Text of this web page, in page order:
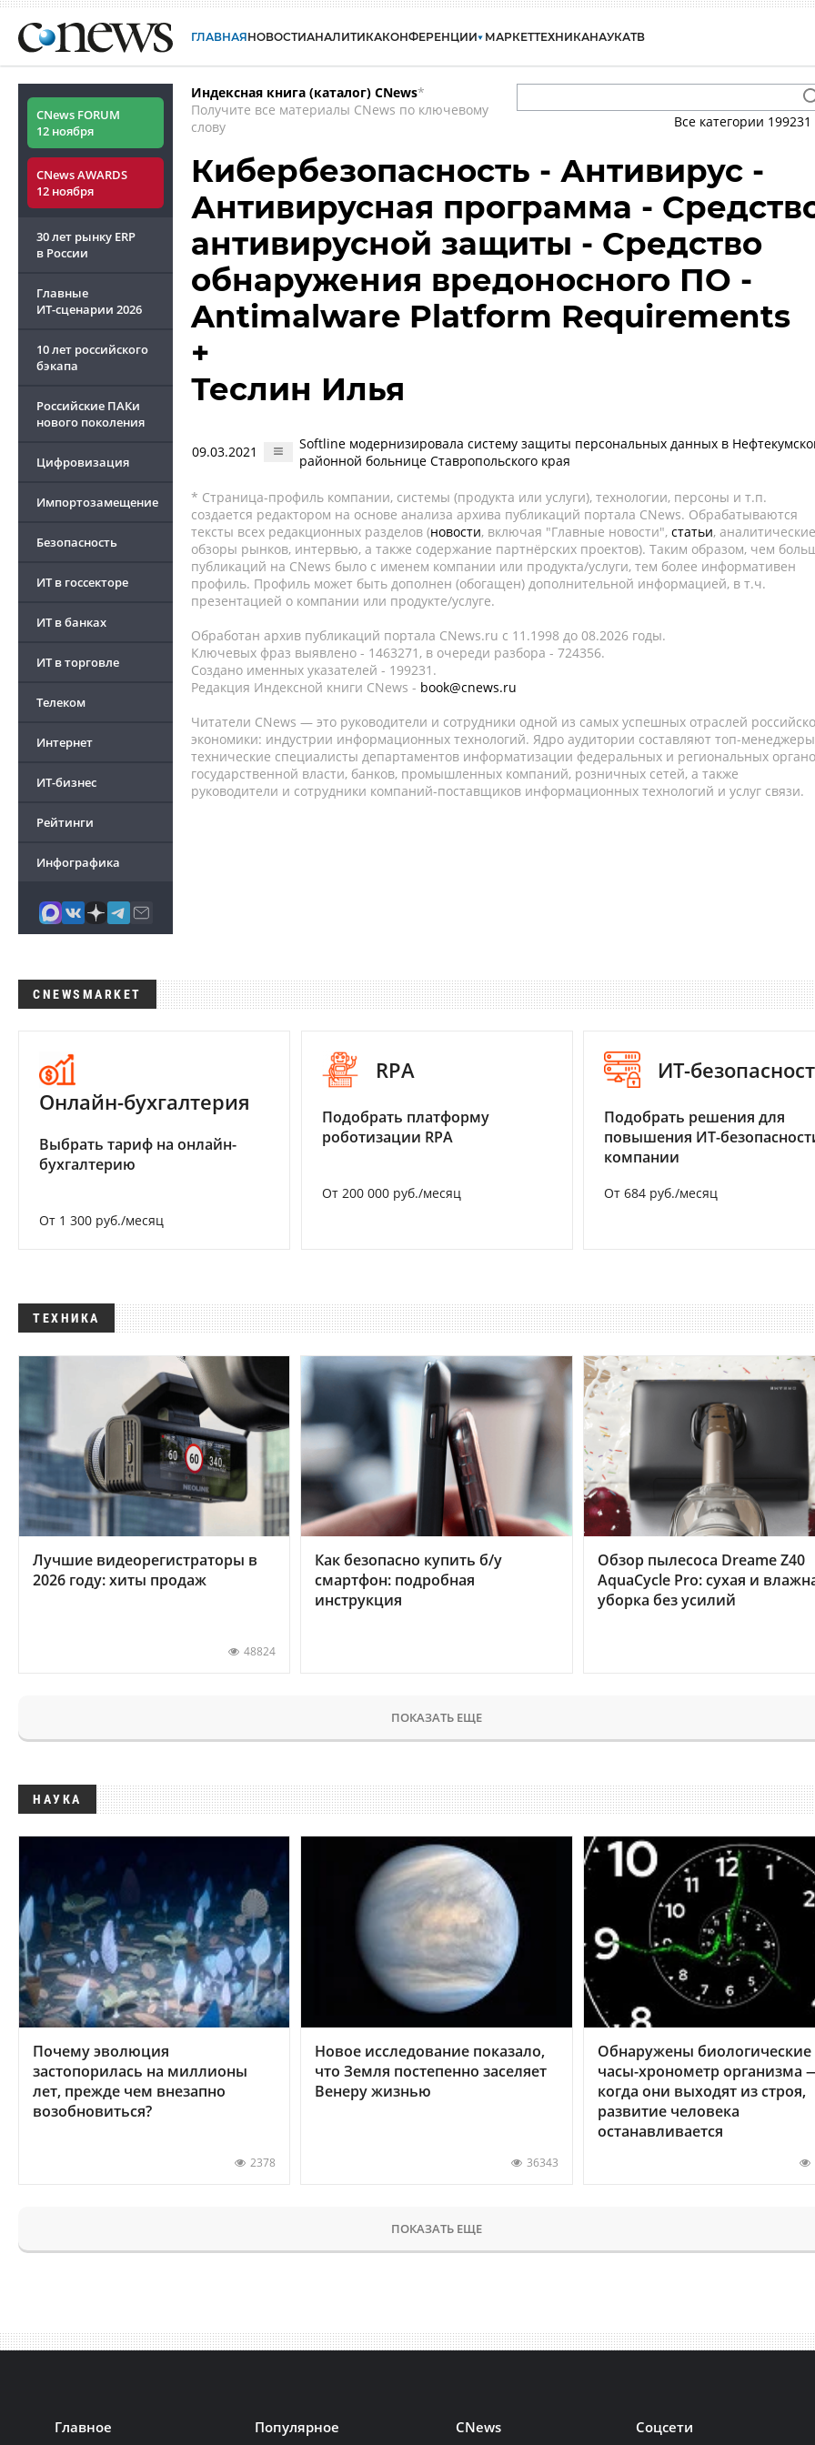
ГЛАВНАЯНОВОСТИАНАЛИТИКАКОНФЕРЕНЦИИ МАРКЕТТЕХНИКАНАУКАТВ
CNews FORUM
12 ноября
CNews AWARDS
12 ноября
30 лет рынку ERP
в России
Главные
ИТ-сценарии 2026
10 лет российского
бэкапа
Российские ПАКи
нового поколения
Цифровизация
Импортозамещение
Безопасность
ИТ в госсекторе
ИТ в банках
ИТ в торговле
Телеком
Интернет
ИТ-бизнес
Рейтинги
Инфографика
Индексная книга (каталог) CNews*
Получите все материалы CNews по ключевому
слову
Все категории 199231
Кибербезопасность - Антивирус -
Антивирусная программа -
антивирусной защиты - Средство
обнаружения вредоносного ПО -
Antimalware Platform Requirements
+
Теслин Илья
09.03.2021
Softline модернизировала систему защиты персональных данных в
районной больнице Ставропольского края
* Страница-профиль компании, системы (продукта или услуги), технологии, персоны и т.п.
создается редактором на основе анализа архива публикаций портала CNews. Обрабатываются
тексты всех редакционных разделов (новости, включая "Главные новости", статьи, аналитические
обзоры рынков, интервью, а также содержание партнёрских проектов). Таким образом, чем
публикаций на CNews было с именем компании или продукта/услуги, тем более информативен
профиль. Профиль может быть дополнен (обогащен) дополнительной информацией, в т.ч.
презентацией о компании или продукте/услуге.
Обработан архив публикаций портала CNews.ru c 11.1998 до 08.2026 годы.
Ключевых фраз выявлено - 1463271, в очереди разбора - 724356.
Создано именных указателей - 199231.
Редакция Индексной книги CNews - book@cnews.ru
Читатели CNews — это руководители и сотрудники одной из самых успешных отраслей
экономики: индустрии информационных технологий. Ядро аудитории составляют топ-
технические специалисты департаментов информатизации федеральных и региональных
государственной власти, банков, промышленных компаний, розничных сетей, а также
руководители и сотрудники компаний-поставщиков информационных технологий и услуг связи.
CNEWSMARKET
Онлайн-бухгалтерия
Выбрать тариф на онлайн-
бухгалтерию
От 1 300 руб./месяц
RPA
Подобрать платформу
роботизации RPA
От 200 000 руб./месяц
ИТ-
Подобрать решения для
повышения ИТ-
компании
От 684 руб./месяц
ТЕХНИКА
Лучшие видеорегистраторы в
2026 году: хиты продаж
48824
Как безопасно купить б/у
смартфон: подробная
инструкция
Обзор пылесоса Dreame Z40
AquaCycle Pro: сухая и
уборка без усилий
ПОКАЗАТЬ ЕЩЕ
НАУКА
Почему эволюция
застопорилась на миллионы
лет, прежде чем внезапно
возобновиться?
2378
Новое исследование показало,
что Земля постепенно заселяет
Венеру жизнью
36343
Обнаружены биологические
часы-хронометр организма
когда они выходят из строя,
развитие человека
останавливается
ПОКАЗАТЬ ЕЩЕ
Главное Популярное CNews Соцсети